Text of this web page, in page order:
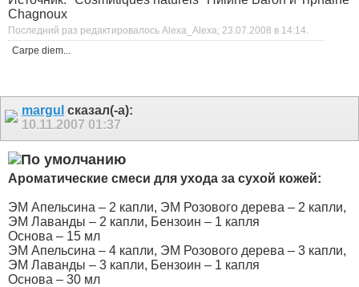
Chagnoux
Последний раз редактировалось Alexa_Alexa; 23.07.2008 в 14:14
Carpe diem...
margul сказал(-а):
10.11.2007 01:37
Ароматические смеси для ухода за сухой кожей:
ЭМ Апельсина – 2 капли, ЭМ Розового дерева – 2 капли,
ЭМ Лаванды – 2 капли, Бензоин – 1 капля
Основа – 15 мл
ЭМ Апельсина – 4 капли, ЭМ Розового дерева – 3 капли,
ЭМ Лаванды – 3 капли, Бензоин – 1 капля
Основа – 30 мл